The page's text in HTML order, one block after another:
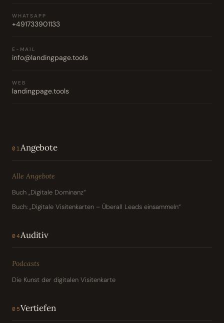
WHATSAPP
+491733901133
E-MAIL
info@landingpage.tools
WEB
landingpage.tools
01 Angebote
Alle Angebote
Buch „Digitale Dominanz“
Buch: „Digitale Visitenkarten – Überall Leads einsammeln“
04Auditiv
Podcasts
Die Kunst der digitalen Visitenkarte
05Vertiefen